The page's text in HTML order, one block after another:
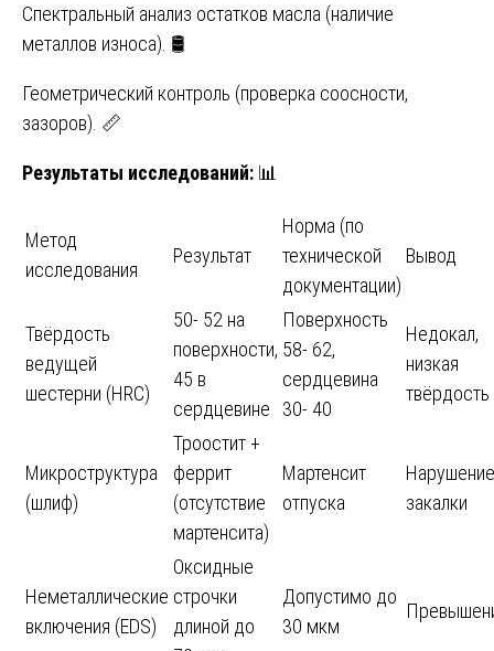
Спектральный анализ остатков масла (наличие
металлов износа). 🛢️
Геометрический контроль (проверка соосности,
зазоров). 📏
Результаты исследований: 📊
Метод
исследования
Результат
Норма (по
технической
документации)
Вывод
Твёрдость
ведущей
шестерни (HRC)
50- 52 на
поверхности,
45 в
сердцевине
Поверхность
58- 62,
сердцевина
30- 40
Недокал,
низкая
твёрдость
Микроструктура
(шлиф)
Троостит +
феррит
(отсутствие
мартенсита)
Мартенсит
отпуска
Нарушение
закалки
Неметаллические
включения (EDS)
Оксидные
строчки
длиной до
Допустимо до
30 мкм